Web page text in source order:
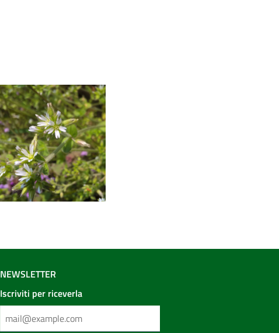
NEWSLETTER
Iscriviti per riceverla